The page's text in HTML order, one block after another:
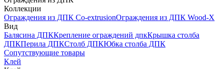
Коллекции
Ограждения из ДПК Co-extrusionОграждения из ДПК Wood-X
Вид
Балясина ДПККрепление ограждений дпкКрышка столба
ДПКПерила ДПКСтолб ДПКЮбка столба ДПК
Сопутствующие товары
Клей